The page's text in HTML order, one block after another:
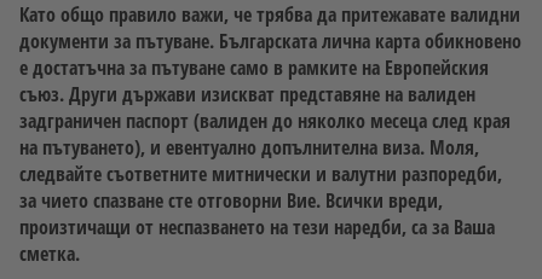
Като общо правило важи, че трябва да притежавате валидни
документи за пътуване. Българската лична карта обикновено
е достатъчна за пътуване само в рамките на Европейския
съюз. Други държави изискват представяне на валиден
задграничен паспорт (валиден до няколко месеца след края
на пътуването), и евентуално допълнителна виза. Моля,
следвайте съответните митнически и валутни разпоредби,
за чието спазване сте отговорни Вие. Всички вреди,
произтичащи от неспазването на тези наредби, са за Ваша
сметка.